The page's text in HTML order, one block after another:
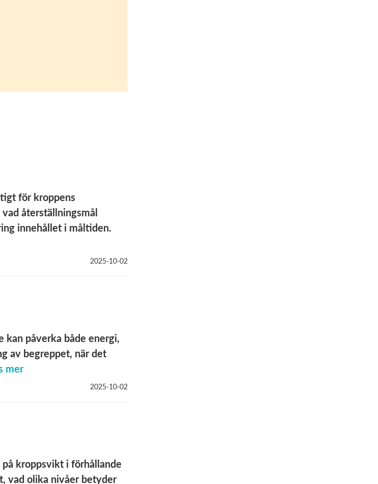
för kroppens
återställningsmål
innehållet i måltiden.
2025-10-02
kan påverka både energi,
av begreppet, när det
mer
2025-10-02
kroppsvikt i förhållande
vad olika nivåer betyder